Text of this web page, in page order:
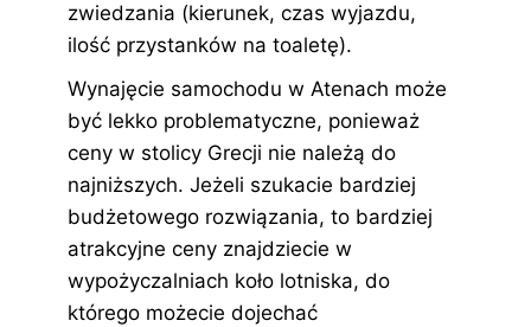
zwiedzania (kierunek, czas wyjazdu,
ilość przystanków na toaletę).
Wynajęcie samochodu w Atenach może
być lekko problematyczne, ponieważ
ceny w stolicy Grecji nie należą do
najniższych. Jeżeli szukacie bardziej
budżetowego rozwiązania, to bardziej
atrakcyjne ceny znajdziecie w
wypożyczalniach koło lotniska, do
którego możecie dojechać